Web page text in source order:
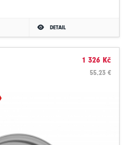
DETAIL
1 326 Kč
55.23 €